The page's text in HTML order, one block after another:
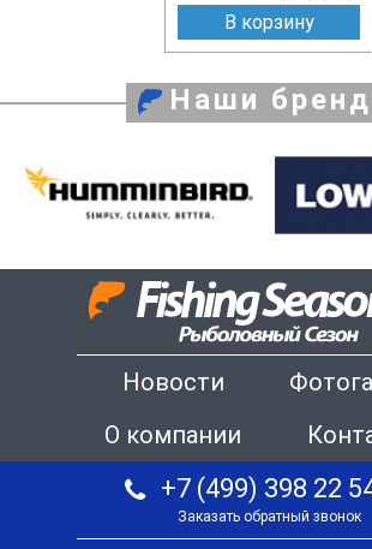
В корзину
Наши
Новости
О компании
+7 (499) 398 22
Заказать обратный звонок